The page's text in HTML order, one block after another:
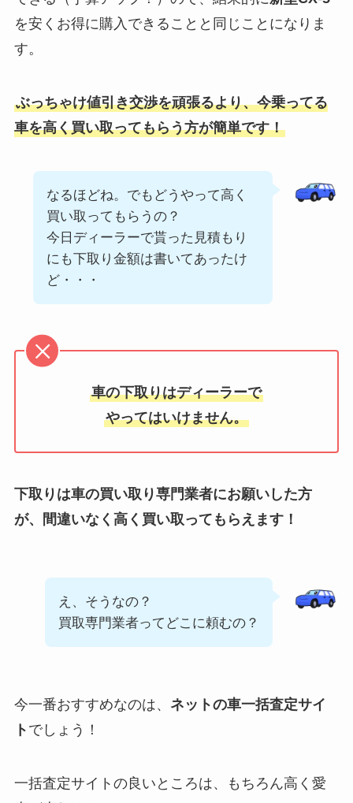
を安くお得に購入できることと同じことになりま
す。
ぶっちゃけ値引き交渉を頑張るより、今乗ってる
車を高く買い取ってもらう方が簡単です！
なるほどね。でもどうやって高く
買い取ってもらうの？
今日ディーラーで貰った見積もり
にも下取り金額は書いてあったけ
ど・・・
車の下取りはディーラーで
やってはいけません。
下取りは車の買い取り専門業者にお願いした方
が、間違いなく高く買い取ってもらえます！
え、そうなの？
買取専門業者ってどこに頼むの？
今一番おすすめなのは、 ネットの車一括査定サイ
ト でしょう！
一括査定サイトの良いところは、もちろん高く愛